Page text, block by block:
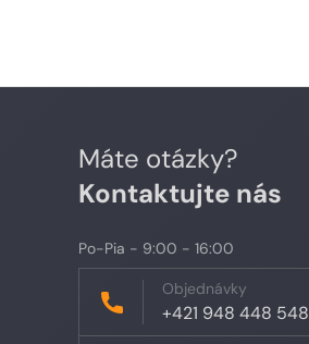
Máte otázky?
Kontaktujte nás
Po-Pia - 9:00 - 16:00
Objednávky
+421 948 448 548